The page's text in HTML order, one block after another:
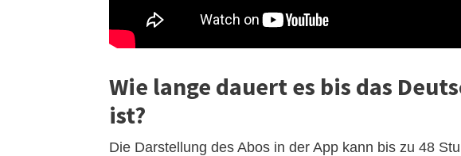
Wie lange dauert es bis das
ist?
Die Darstellung des Abos in der App kann bis zu 48